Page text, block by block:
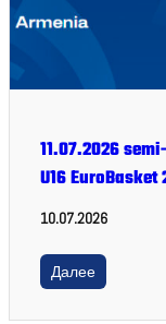
11.07.2026
U16
10.07.2026
Далее